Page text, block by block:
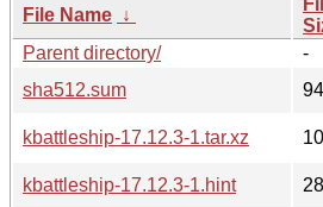
File Name ↓
Parent directory/
-
sha512.sum
kbattleship-17.12.3-1.tar.xz
kbattleship-17.12.3-1.hint